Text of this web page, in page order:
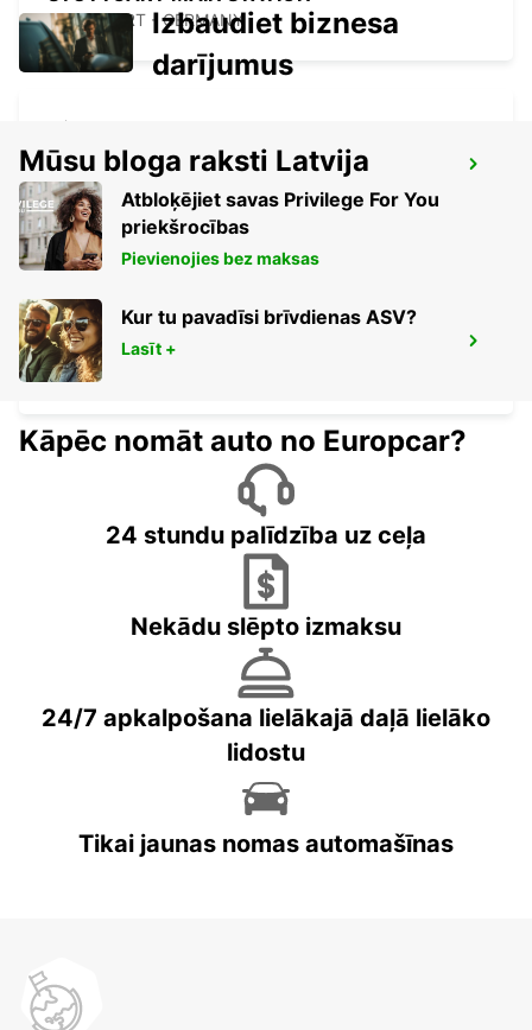
STUTTGART - GERMANY
STUTTGART CITY
STUTTGART - GERMANY
STUTTGART VAIHINGEN
STUTTGART - GERMANY
Izbaudiet biznesa
darījumus
Mūsu bloga raksti Latvija
Atbloķējiet savas Privilege For You
priekšrocības
Pievienojies bez maksas
Kur tu pavadīsi brīvdienas ASV?
Lasīt +
Kāpēc nomāt auto no Europcar?
24 stundu palīdzība uz ceļa
Nekādu slēpto izmaksu
24/7 apkalpošana lielākajā daļā lielāko
lidostu
Tikai jaunas nomas automašīnas